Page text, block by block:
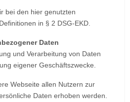
bei den hier genutzten
in § 2 DSG-EKD.
Daten
und Verarbeitung von Daten
eigener Geschäftszwecke.
Webseite allen Nutzern zur
Daten erhoben werden.